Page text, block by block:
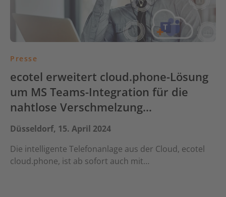
Presse
ecotel erweitert cloud.phone-Lösung
um MS Teams-Integration für die
nahtlose Verschmelzung…
Düsseldorf, 15. April 2024
Die intelligente Telefonanlage aus der Cloud, ecotel
cloud.phone, ist ab sofort auch mit…